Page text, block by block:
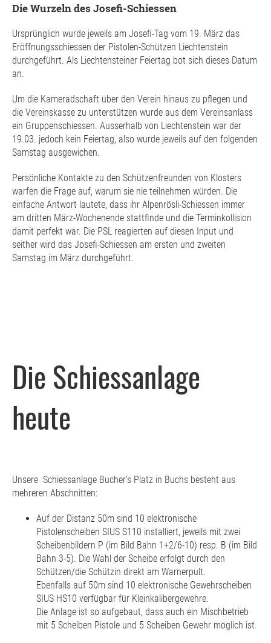
Die Wurzeln des Josefi-Schiessen
Ursprünglich wurde jeweils am Josefi-Tag vom 19. März das
Eröffnungsschiessen der Pistolen-Schützen Liechtenstein
durchgeführt. Als Liechtensteiner Feiertag bot sich dieses Datum
an.
Um die Kameradschaft über den Verein hinaus zu pflegen und
die Vereinskasse zu unterstützen wurde aus dem Vereinsanlass
ein Gruppenschiessen. Ausserhalb von Liechtenstein war der
19.03. jedoch kein Feiertag, also wurde jeweils auf den folgenden
Samstag ausgewichen.
Persönliche Kontakte zu den Schützenfreunden von Klosters
warfen die Frage auf, warum sie nie teilnehmen würden. Die
einfache Antwort lautete, dass ihr Alpenrösli-Schiessen immer
am dritten März-Wochenende stattfinde und die Terminkollision
damit perfekt war. Die PSL reagierten auf diesen Input und
seither wird das Josefi-Schiessen am ersten und zweiten
Samstag im März durchgeführt.
Die Schiessanlage
heute
Unsere Schiessanlage Bucher’s Platz in Buchs besteht aus
mehreren Abschnitten:
Auf der Distanz 50m sind 10 elektronische
Pistolenscheiben SIUS S110 installiert, jeweils mit zwei
Scheibenbildern P (im Bild Bahn 1+2/6-10) resp. B (im Bild
Bahn 3-5). Die Wahl der Scheibe erfolgt durch den
Schützen/die Schützin direkt am Warnerpult.
Ebenfalls auf 50m sind 10 elektronische Gewehrscheiben
SIUS HS10 verfügbar für Kleinkalibergewehre.
Die Anlage ist so aufgebaut, dass auch ein Mischbetrieb
mit 5 Scheiben Pistole und 5 Scheiben Gewehr möglich ist.